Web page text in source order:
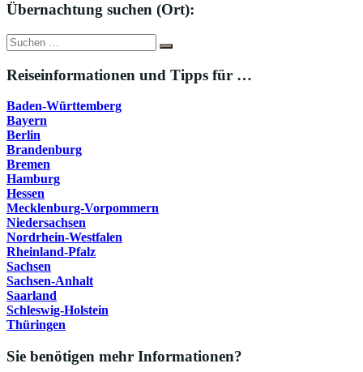
Übernachtung suchen (Ort):
Suche
nach:
Suchen
Reiseinformationen und Tipps für …
Baden-Württemberg
Bayern
Berlin
Brandenburg
Bremen
Hamburg
Hessen
Mecklenburg-Vorpommern
Niedersachsen
Nordrhein-Westfalen
Rheinland-Pfalz
Sachsen
Sachsen-Anhalt
Saarland
Schleswig-Holstein
Thüringen
Sie benötigen mehr Informationen?